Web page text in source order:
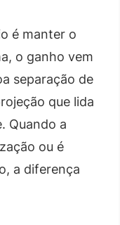
é manter o
o ganho vem
separação de
que lida
Quando a
ou é
a diferença